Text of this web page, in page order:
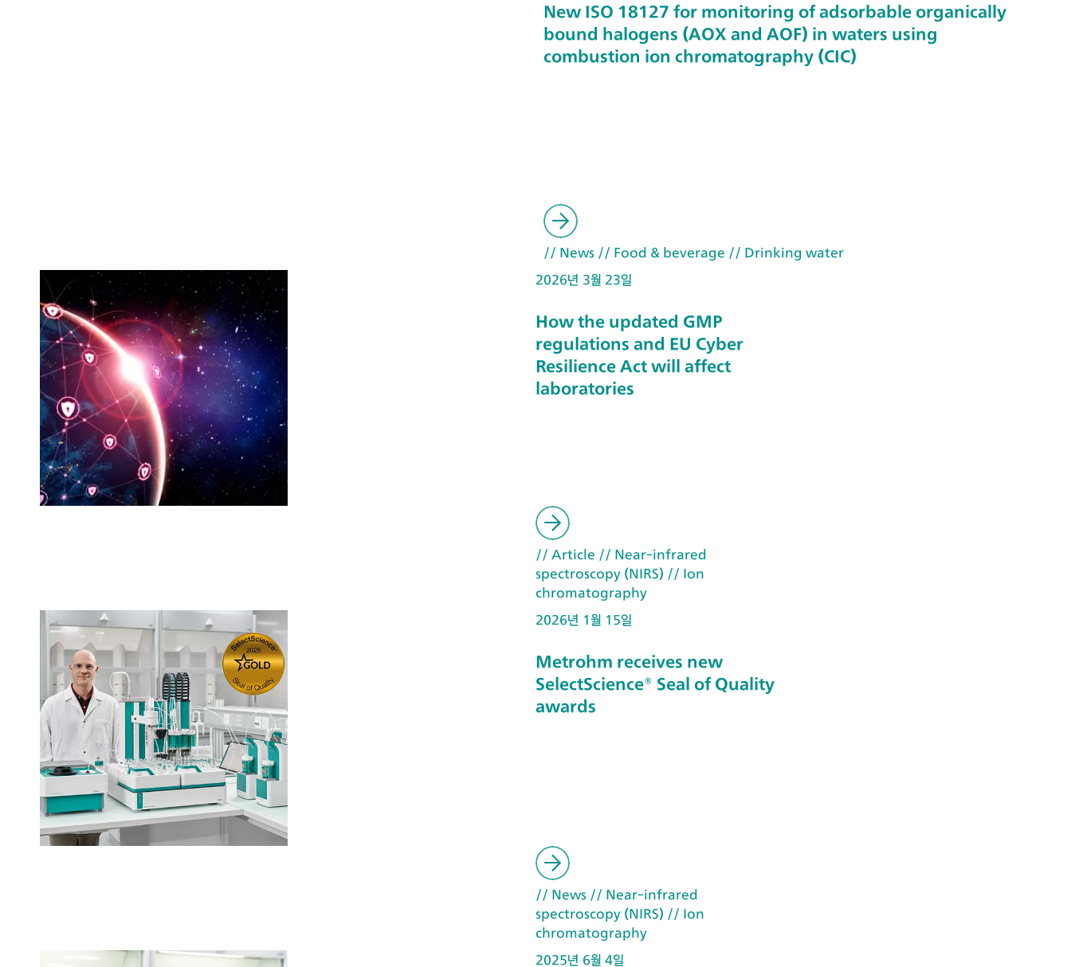
New ISO 18127 for monitoring of adsorbable organically
bound halogens (AOX and AOF) in waters using
combustion ion chromatography (CIC)
// News // Food & beverage // Drinking water
2026년 3월 23일
How the updated GMP
regulations and EU Cyber
Resilience Act will affect
laboratories
// Article // Near-infrared
spectroscopy (NIRS) // Ion
chromatography
2026년 1월 15일
Metrohm receives new
SelectScience® Seal of Quality
awards
// News // Near-infrared
spectroscopy (NIRS) // Ion
chromatography
2025년 6월 4일